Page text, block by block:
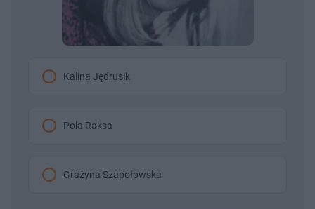
Kalina Jędrusik
Pola Raksa
Grażyna Szapołowska